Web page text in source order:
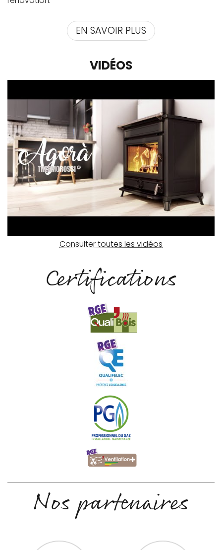
EN SAVOIR PLUS
VIDÉOS
Consulter toutes les vidéos
Certifications
Nos partenaires